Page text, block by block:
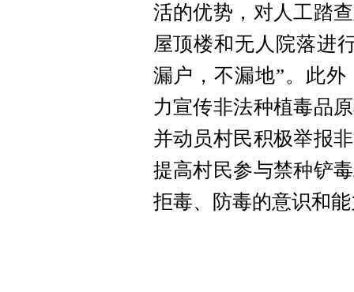
活的优势，对人工踏
屋顶楼和无人院落进
漏户，不漏地”。此
力宣传非法种植毒品
并动员村民积极举报
提高村民参与禁种铲
拒毒、防毒的意识和